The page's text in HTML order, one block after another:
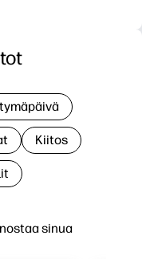
sinua
Kiitos